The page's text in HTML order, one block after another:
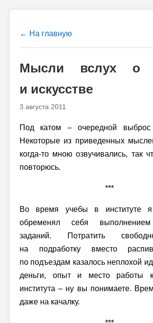
← На главную
Мысли вслух о
и искусстве
3 августа 2011
Под катом – очередной выброс
Некоторые из приведенных
когда-то мною озвучивались, так
повторюсь.
***
Во время учебы в институте
обременял себя
заданий. Потратить
на подработку вместо
по подъездам казалось неплохой
деньги, опыт и место работы
института – ну вы понимаете.
даже на качалку.